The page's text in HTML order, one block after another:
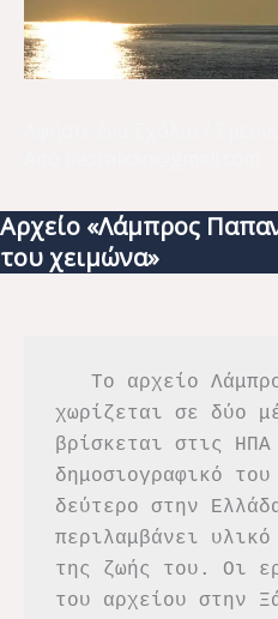
Αρχείο «Λάμπρος
του χειμώνα»
χωρίζεται σε δύο
βρίσκεται στις
δημοσιογραφικό
δεύτερο στην
περιλαμβάνει
της ζωής του. Οι
του αρχείου στην